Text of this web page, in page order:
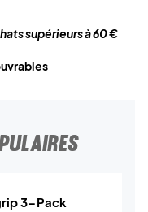
supérieurs à 60 €
3-Pack